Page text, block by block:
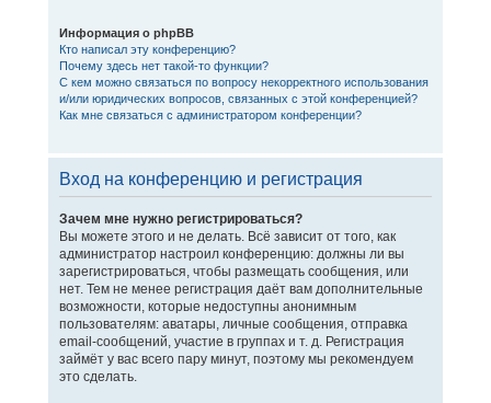
Информация о phpBB
Кто написал эту конференцию?
Почему здесь нет такой-то функции?
С кем можно связаться по вопросу некорректного использования
и/или юридических вопросов, связанных с этой конференцией?
Как мне связаться с администратором конференции?
Вход на конференцию и регистрация
Зачем мне нужно регистрироваться?
Вы можете этого и не делать. Всё зависит от того, как
администратор настроил конференцию: должны ли вы
зарегистрироваться, чтобы размещать сообщения, или
нет. Тем не менее регистрация даёт вам дополнительные
возможности, которые недоступны анонимным
пользователям: аватары, личные сообщения, отправка
email-сообщений, участие в группах и т. д. Регистрация
займёт у вас всего пару минут, поэтому мы рекомендуем
это сделать.